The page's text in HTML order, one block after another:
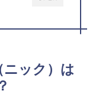
ック）は